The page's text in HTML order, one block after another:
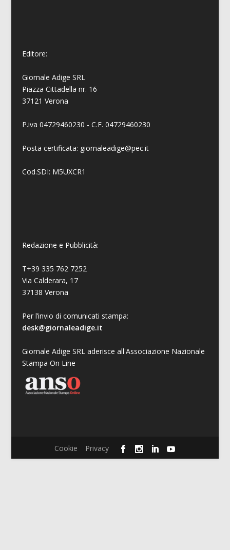
Editore:
Giornale Adige SRL
Piazza Cittadella nr. 16
37121 Verona
P.iva 04729460230 - C.F. 04729460230
Posta certificata: giornaleadige@pec.it
Cod.SDI: M5UXCR1
Redazione e Pubblicità:
T+39 335 762 7252
Via Calderara, 17
37138 Verona
Per l’invio di comunicati stampa:
desk@giornaleadige.it
Giornale Adige SRL aderisce all'Associazione Nazionale
Stampa On Line
Cookie Privacy